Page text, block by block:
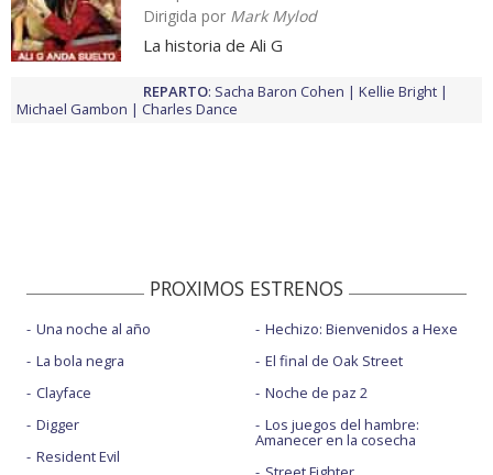
Dirigida por Mark Mylod
La historia de Ali G
REPARTO: Sacha Baron Cohen
Kellie Bright
Michael Gambon
Charles Dance
PROXIMOS ESTRENOS
Una noche al año
La bola negra
Clayface
Digger
Resident Evil
Hechizo: Bienvenidos a Hexe
El final de Oak Street
Noche de paz 2
Los juegos del hambre:
Amanecer en la cosecha